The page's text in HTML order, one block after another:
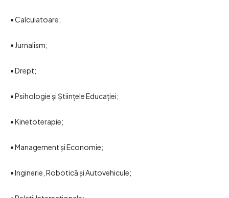
• Calculatoare;
• Jurnalism;
• Drept;
• Psihologie și Științele Educației;
• Kinetoterapie;
• Management și Economie;
• Inginerie, Robotică și Autovehicule;